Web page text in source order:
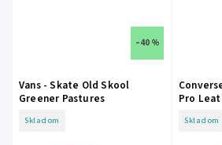
–40 %
Vans - Skate Old Skool
Greener Pastures
Skladom
Pro
Skladom